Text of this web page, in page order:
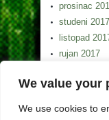
We value your
We use cookies to
prosinac
studeni 2017
listopad
rujan 2017
srpanj 2017